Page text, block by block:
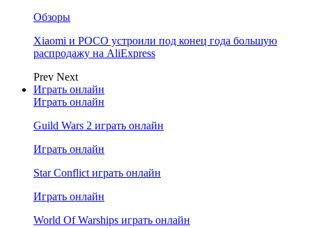
Обзоры
Xiaomi и POCO устроили под конец года большую
распродажу на AliExpress
Prev Next
Играть онлайн
Играть онлайн
Guild Wars 2 играть онлайн
Играть онлайн
Star Conflict играть онлайн
Играть онлайн
World Of Warships играть онлайн